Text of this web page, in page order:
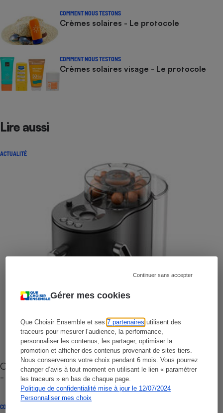
Gérer mes cookies
Que Choisir Ensemble et ses7 partenaires utilisent des
traceurs pour mesurer l’audience, la performance,
personnaliser les contenus, les partager, optimiser la
promotion et afficher des contenus provenant de sites tiers.
Nous conserverons votre choix pendant 6 mois. Vous pourrez
changer d’avis à tout moment en utilisant le lien « paramétrer
les traceurs » en bas de chaque page.
Politique de confidentialité mise à jour le 12/07/2024
Personnaliser mes choix
Continuer sans accepter
COMMENT NOUS TESTONS
Crèmes solaires - Le protocole
COMMENT NOUS TESTONS
Crèmes solaires visage - Le protocole
Lire aussi
ACTUALITÉ
Cafetière à capsules zéro déchet CoffeeB (vidéo)
- Premières impressions
CONSEILS